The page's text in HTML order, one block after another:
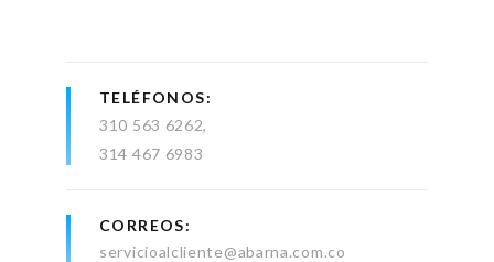
TELÉFONOS
310 563 6262
314 467 6983
CORREOS
servicioalcliente@abarna.com.co